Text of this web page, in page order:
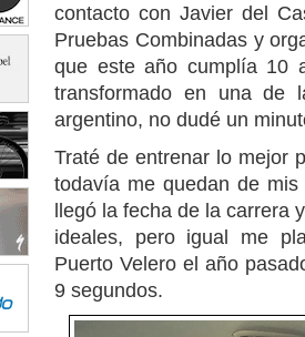
contacto con Javier del
Pruebas Combinadas y
que este año cumplía 10
transformado en una de
argentino, no dudé un
Traté de entrenar lo mejor
todavía me quedan de
llegó la fecha de la carrera
ideales, pero igual me
Puerto Velero el año
9 segundos.